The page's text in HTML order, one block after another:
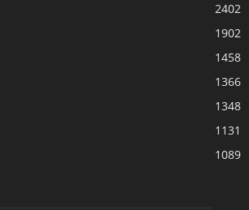
2402
1902
1458
1366
1348
1131
1089